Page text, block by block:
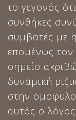
το γεγονός
συνθήκες
συμβατές με
επομένως
σημείο
δυναμική
στην
αυτός ο